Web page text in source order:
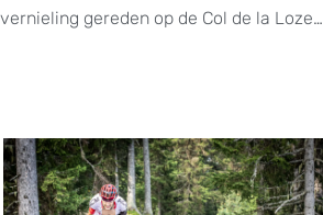
vernieling gereden op de Col de la Loze…